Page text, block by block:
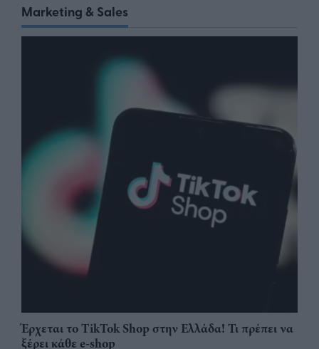
Marketing & Sales
Έρχεται το TikTok Shop στην Ελλάδα! Τι πρέπει να
ξέρει κάθε e-shop